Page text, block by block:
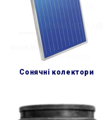
сонячні колектори